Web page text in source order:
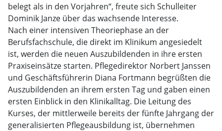
belegt als in den Vorjahren“, freute sich Schulleiter
Dominik Janze über das wachsende Interesse.
Nach einer intensiven Theoriephase an der
Berufsfachschule, die direkt im Klinikum angesiedelt
ist, werden die neuen Auszubildenden in ihre ersten
Praxiseinsätze starten. Pflegedirektor Norbert Janssen
und Geschäftsführerin Diana Fortmann begrüßten die
Auszubildenden an ihrem ersten Tag und gaben einen
ersten Einblick in den Klinikalltag. Die Leitung des
Kurses, der mittlerweile bereits der fünfte Jahrgang der
generalisierten Pflegeausbildung ist, übernehmen